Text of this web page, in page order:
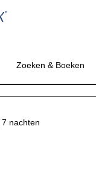
Zoeken & Boeken
nachten